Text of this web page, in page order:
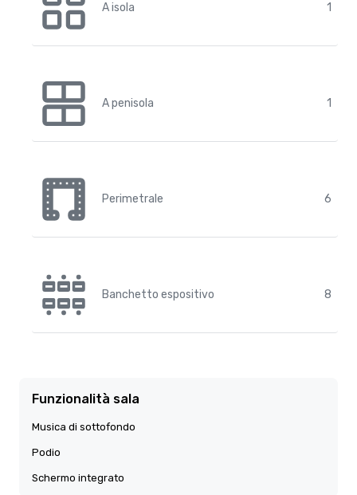
A isola 1
A penisola 1
Perimetrale 6
Banchetto espositivo 8
Funzionalità sala
Musica di sottofondo
Podio
Schermo integrato